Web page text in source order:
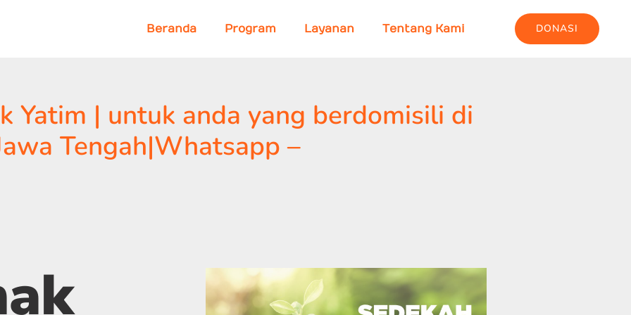
Beranda Program Layanan Tentang Kami DONASI
Yatim | untuk anda yang berdomisili di
Tengah|Whatsapp –